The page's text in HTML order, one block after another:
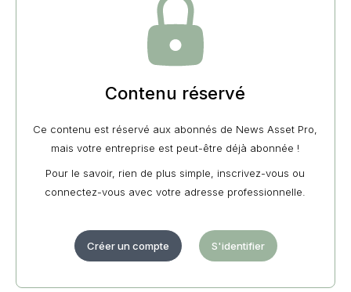
Contenu réservé
Ce contenu est réservé aux abonnés de News Asset Pro,
mais votre entreprise est peut-être déjà abonnée !
Pour le savoir, rien de plus simple, inscrivez-vous ou
connectez-vous avec votre adresse professionnelle.
Créer un compte S'identifier